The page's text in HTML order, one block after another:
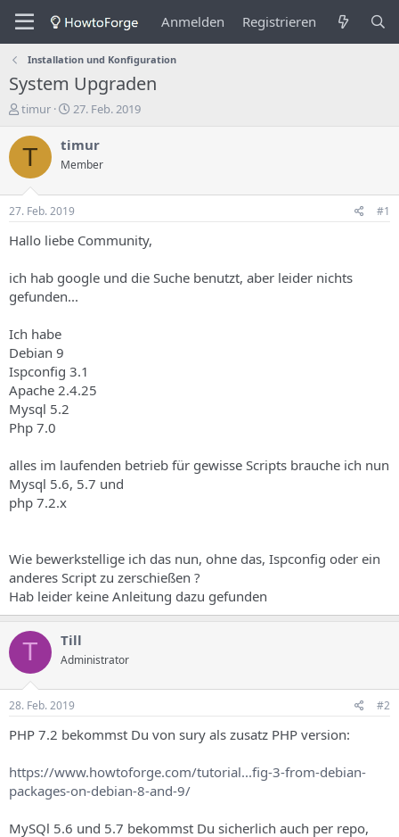
Anmelden Registrieren
Installation und Konfiguration
System Upgraden
E
s
t
e
l
e
r
s
T
e
m
s
timur
E
s
e
l
u
n
d
a
27. Feb. 2019
T timur
Member
27. Feb. 2019 #1
Hallo liebe Community,
ich hab google und die Suche benutzt, aber leider nichts
gefunden...
Ich habe
Debian 9
Ispconfig 3.1
Apache 2.4.25
Mysql 5.2
Php 7.0
alles im laufenden betrieb für gewisse Scripts brauche ich nun
Mysql 5.6, 5.7 und
php 7.2.x
Wie bewerkstellige ich das nun, ohne das, Ispconfig oder ein
anderes Script zu zerschießen ?
Hab leider keine Anleitung dazu gefunden
T Till
Administrator
28. Feb. 2019 #2
PHP 7.2 bekommst Du von sury als zusatz PHP version:
https://www.howtoforge.com/tutorial...fig-3-from-debian-
packages-on-debian-8-and-9/
MySQl 5.6 und 5.7 bekommst Du sicherlich auch per repo,